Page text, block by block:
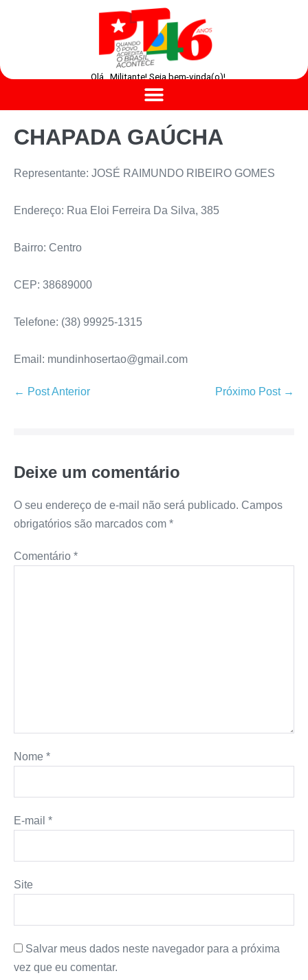
Olá , Militante! Seja bem-vinda(o)!
CHAPADA GAÚCHA
Representante: JOSÉ RAIMUNDO RIBEIRO GOMES
Endereço: Rua Eloi Ferreira Da Silva, 385
Bairro: Centro
CEP: 38689000
Telefone: (38) 99925-1315
Email: mundinhosertao@gmail.com
← Post Anterior Próximo Post →
Deixe um comentário
O seu endereço de e-mail não será publicado. Campos
obrigatórios são marcados com *
Comentário *
Nome *
E-mail *
Site
Salvar meus dados neste navegador para a próxima
vez que eu comentar.